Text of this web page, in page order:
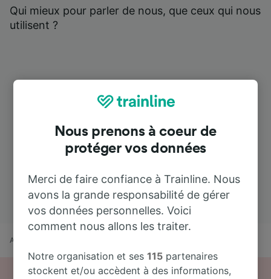
Qui mieux pour parler de nous, que ceux qui nous
utilisent ?
Accueil
Nous prenons à coeur de
protéger vos données
Merci de faire confiance à Trainline. Nous
avons la grande responsabilité de gérer
vos données personnelles. Voici
comment nous allons les traiter.
Notre organisation et ses115 partenaires
stockent et/ou accèdent à des informations,